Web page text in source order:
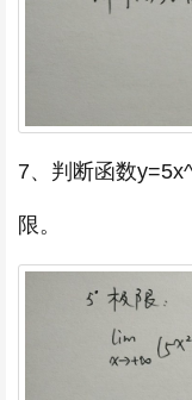
7、判断函数
限。